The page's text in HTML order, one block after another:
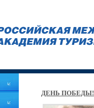
ДЕНЬ ПОБЕДЫ!